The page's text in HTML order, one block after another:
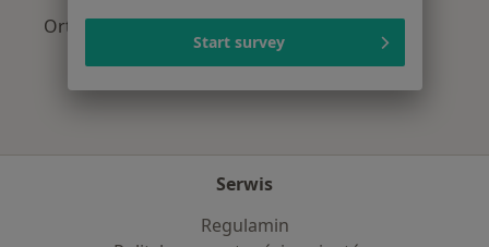
Ortopedzi z PZU Zdrowie w Otwocku
Serwis
Regulamin
Start survey